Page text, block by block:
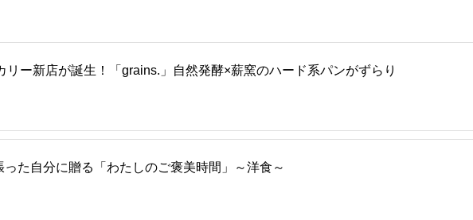
リー新店が誕生！「grains.」自然発酵×薪窯のハード系パンがずらり
った自分に贈る「わたしのご褒美時間」～洋食～